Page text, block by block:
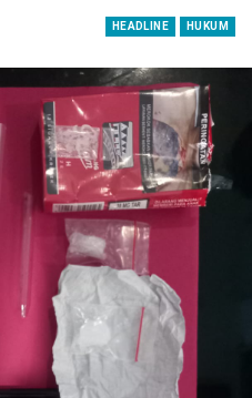
HEADLINE HUKUM